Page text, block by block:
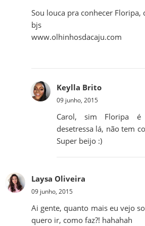
Sou louca pra conhecer Floripa,
bjs
www.olhinhosdacaju.com
Keylla Brito
09 junho, 2015
Carol, sim Floripa
desetressa lá, não tem
Super beijo :)
Laysa Oliveira
09 junho, 2015
Ai gente, quanto mais eu vejo
quero ir, como faz?! hahahah